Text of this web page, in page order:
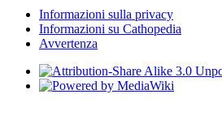
Informazioni sulla privacy
Informazioni su Cathopedia
Avvertenza